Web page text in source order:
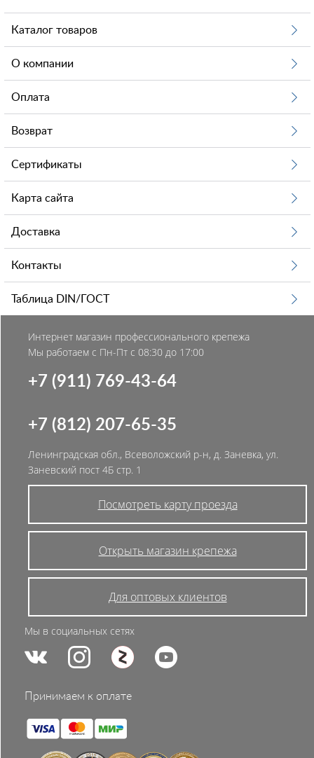
Каталог товаров
О компании
Оплата
Возврат
Сертификаты
Карта сайта
Доставка
Контакты
Таблица DIN/ГОСТ
Интернет магазин профессионального крепежа
Мы работаем с Пн-Пт с 08:30 до 17:00
+7 (911) 769-43-64
+7 (812) 207-65-35
Ленинградская обл., Всеволожский р-н, д. Заневка, ул.
Заневский пост 4Б стр. 1
Посмотреть карту проезда
Открыть магазин крепежа
Для оптовых клиентов
Мы в социальных сетях
Принимаем к оплате